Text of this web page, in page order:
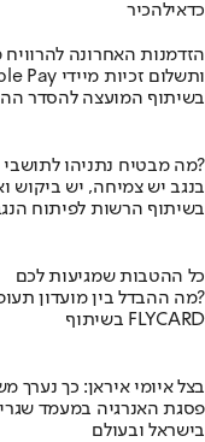
כדאילהכיר
הזדמנות האחרונה להרוויח
יחסי הימור משופרים, הפקדות ב-Apple Pay ותשלום זכיות מיידי
בשיתוף המועצה להסדר
מה מבטיח נתניהו לתושבי הנגב?
בנגב יש צמיחה, יש ביקוש
בשיתוף הרשות לפיתוח
כל ההטבות שמגיעות לכם
מה ההבדל בין מועדון תעופה וכרטיס אשראי?
בשיתוף FLYCARD
בצל איומי איראן: כך נערך
פסגת האנרגיה במעמד
בישראל ובעולם